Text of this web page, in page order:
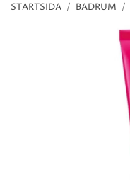
STARTSIDA / BADRUM /